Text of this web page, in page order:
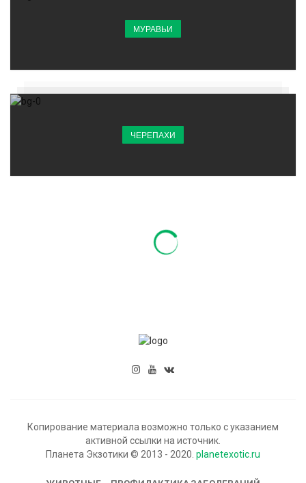
МУРАВЬИ
ЧЕРЕПАХИ
Копирование материала возможно только с указанием
активной ссылки на источник.
Планета Экзотики © 2013 - 2020. planetexotic.ru